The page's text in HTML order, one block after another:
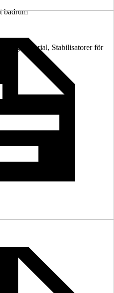
badrum
Stabilisatorer för